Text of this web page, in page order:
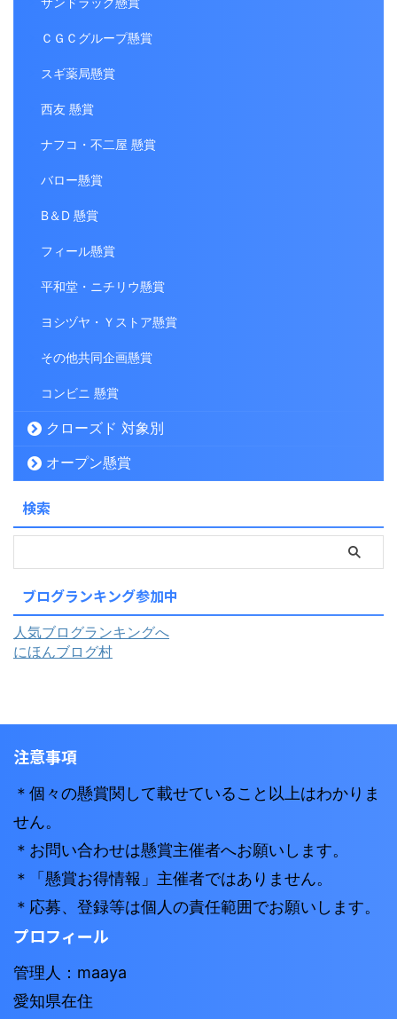
ＣＧＣグループ懸賞
スギ薬局懸賞
西友 懸賞
ナフコ・不二屋 懸賞
バロー懸賞
B＆D 懸賞
フィール懸賞
平和堂・ニチリウ懸賞
ヨシヅヤ・Ｙストア懸賞
その他共同企画懸賞
コンビニ 懸賞
クローズド 対象別
オープン懸賞
検索
ブログランキング参加中
人気ブログランキングへ
にほんブログ村
注意事項
＊個々の懸賞関して載せていること以上はわかりま
せん。
＊お問い合わせは懸賞主催者へお願いします。
＊「懸賞お得情報」主催者ではありません。
＊応募、登録等は個人の責任範囲でお願いします。
プロフィール
管理人：maaya
愛知県在住